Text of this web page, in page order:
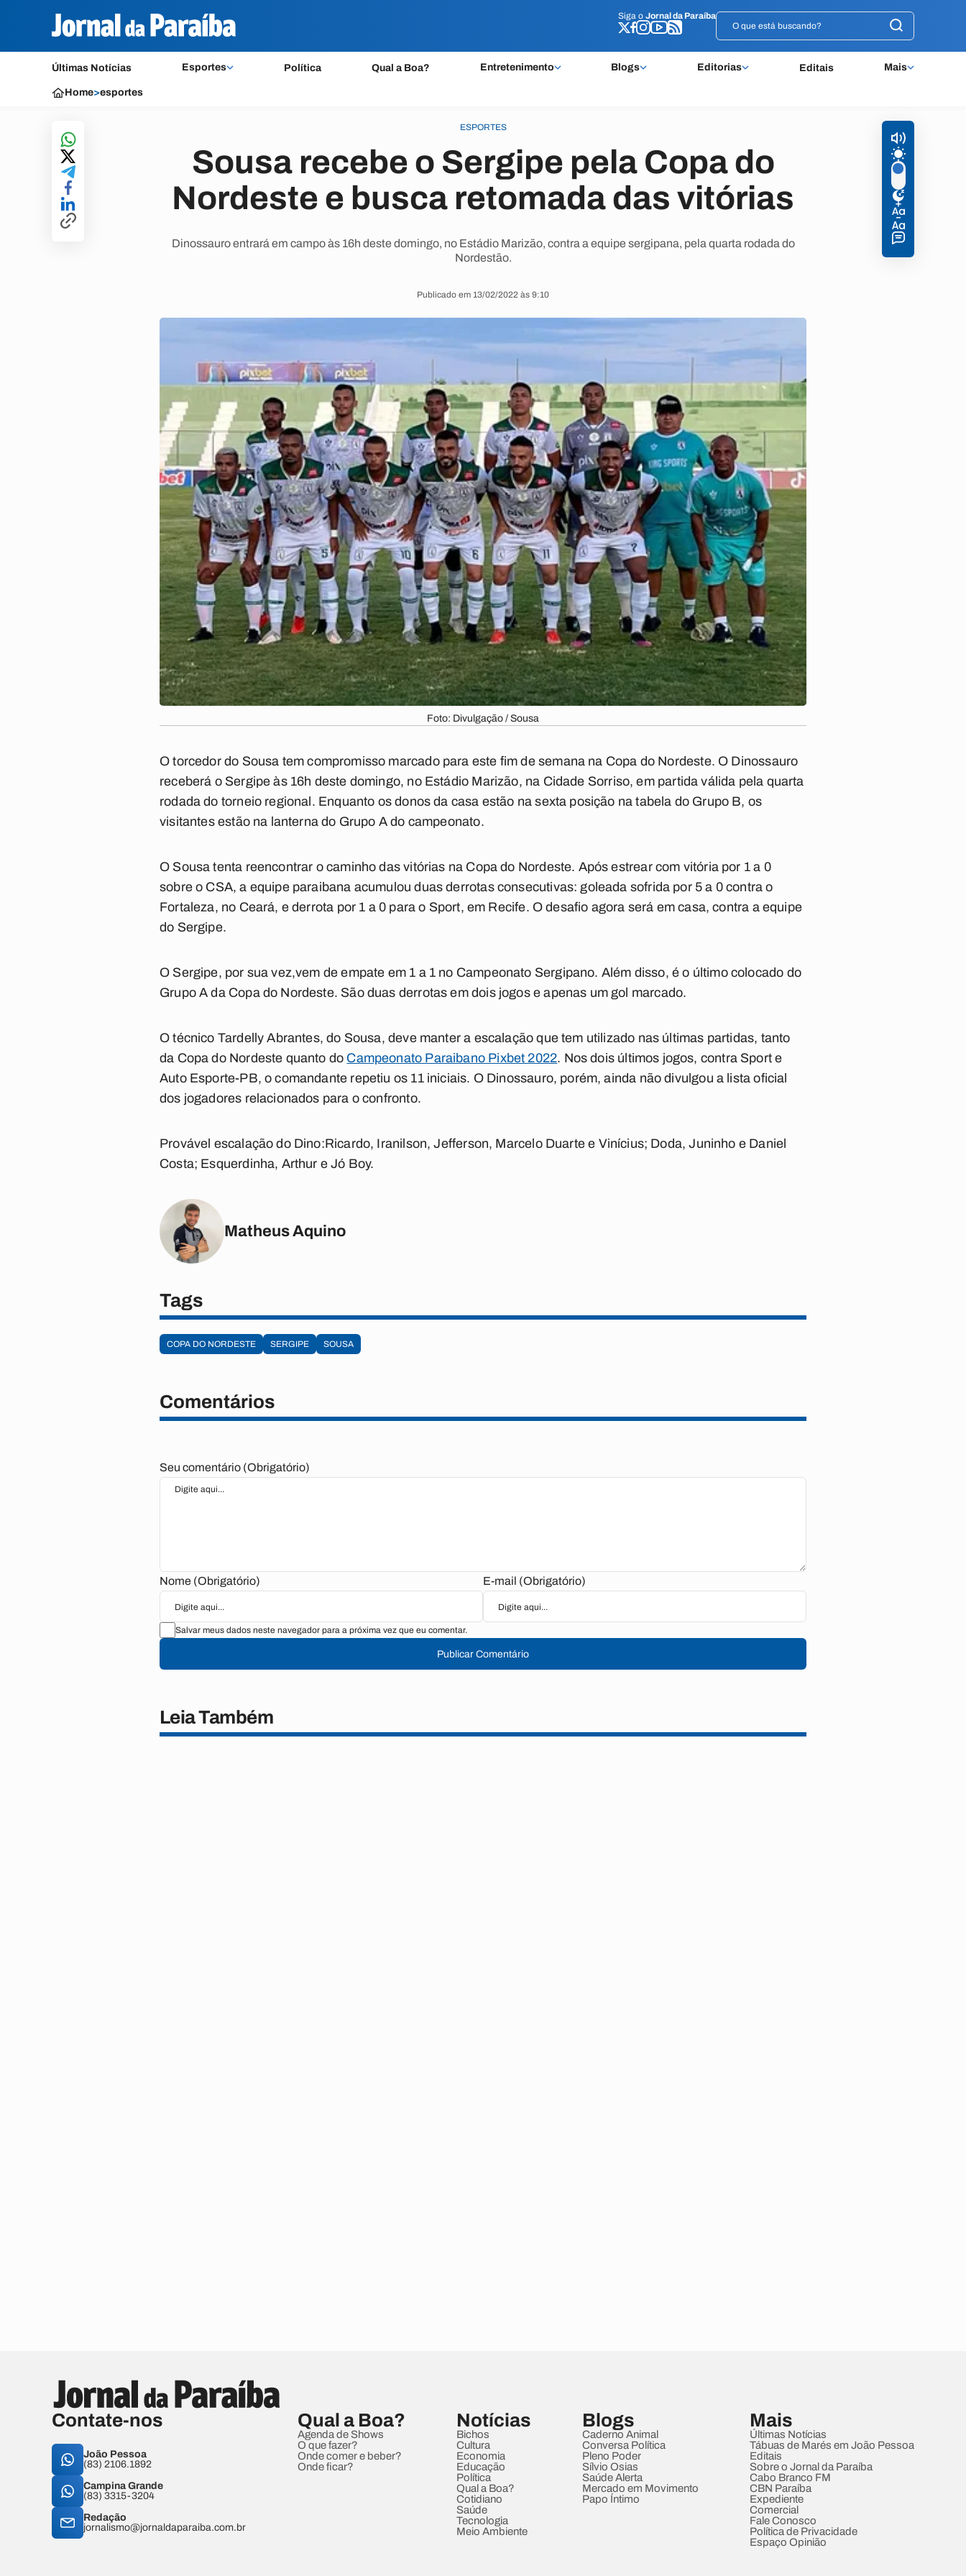
Siga o Jornal da Paraíba
Últimas Notícias Esportes Política Qual a Boa? Entretenimento Blogs Editorias Editais Mais
Siga o Jornal da Paraíba
Home>esportes
ESPORTES
Sousa recebe o Sergipe pela Copa do
Nordeste e busca retomada das vitórias
Dinossauro entrará em campo às 16h deste domingo, no Estádio Marizão, contra a equipe sergipana, pela quarta rodada do
Nordestão.
Publicado em 13/02/2022 às 9:10
Foto: Divulgação / Sousa
O torcedor do Sousa tem compromisso marcado para este fim de semana na Copa do Nordeste. O Dinossauro
receberá o Sergipe às 16h deste domingo, no Estádio Marizão, na Cidade Sorriso, em partida válida pela quarta
rodada do torneio regional. Enquanto os donos da casa estão na sexta posição na tabela do Grupo B, os
visitantes estão na lanterna do Grupo A do campeonato.
O Sousa tenta reencontrar o caminho das vitórias na Copa do Nordeste. Após estrear com vitória por 1 a 0
sobre o CSA, a equipe paraibana acumulou duas derrotas consecutivas: goleada sofrida por 5 a 0 contra o
Fortaleza, no Ceará, e derrota por 1 a 0 para o Sport, em Recife. O desafio agora será em casa, contra a equipe
do Sergipe.
O Sergipe, por sua vez,vem de empate em 1 a 1 no Campeonato Sergipano. Além disso, é o último colocado do
Grupo A da Copa do Nordeste. São duas derrotas em dois jogos e apenas um gol marcado.
O técnico Tardelly Abrantes, do Sousa, deve manter a escalação que tem utilizado nas últimas partidas, tanto
da Copa do Nordeste quanto do Campeonato Paraibano Pixbet 2022. Nos dois últimos jogos, contra Sport e
Auto Esporte-PB, o comandante repetiu os 11 iniciais. O Dinossauro, porém, ainda não divulgou a lista oficial
dos jogadores relacionados para o confronto.
Provável escalação do Dino:Ricardo, Iranilson, Jefferson, Marcelo Duarte e Vinícius; Doda, Juninho e Daniel
Costa; Esquerdinha, Arthur e Jó Boy.
Matheus Aquino
Tags
COPA DO NORDESTE SERGIPE SOUSA
Comentários
Seu comentário (Obrigatório)
Nome (Obrigatório) E-mail (Obrigatório)
Salvar meus dados neste navegador para a próxima vez que eu comentar.
Publicar Comentário
Leia Também
Contate-nos
João Pessoa
(83) 2106.1892
Campina Grande
(83) 3315-3204
Redação
jornalismo@jornaldaparaiba.com.br
Qual a Boa?
Agenda de Shows
O que fazer?
Onde comer e beber?
Onde ficar?
Notícias
Bichos
Cultura
Economia
Educação
Política
Qual a Boa?
Cotidiano
Saúde
Tecnologia
Meio Ambiente
Blogs
Caderno Animal
Conversa Política
Pleno Poder
Sílvio Osias
Saúde Alerta
Mercado em Movimento
Papo Íntimo
Mais
Últimas Notícias
Tábuas de Marés em João Pessoa
Editais
Sobre o Jornal da Paraíba
Cabo Branco FM
CBN Paraíba
Expediente
Comercial
Fale Conosco
Política de Privacidade
Espaço Opinião